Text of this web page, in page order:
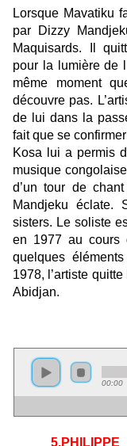
Lorsque Mavatiku
par Dizzy
Maquisards. Il
pour la lumière de
même moment
découvre pas.
de lui dans la
fait que se
Kosa lui a permis
musique
d’un tour de
Mandjeku éclate.
sisters. Le soliste
en 1977 au cours
quelques
1978, l’artiste
Abidjan.